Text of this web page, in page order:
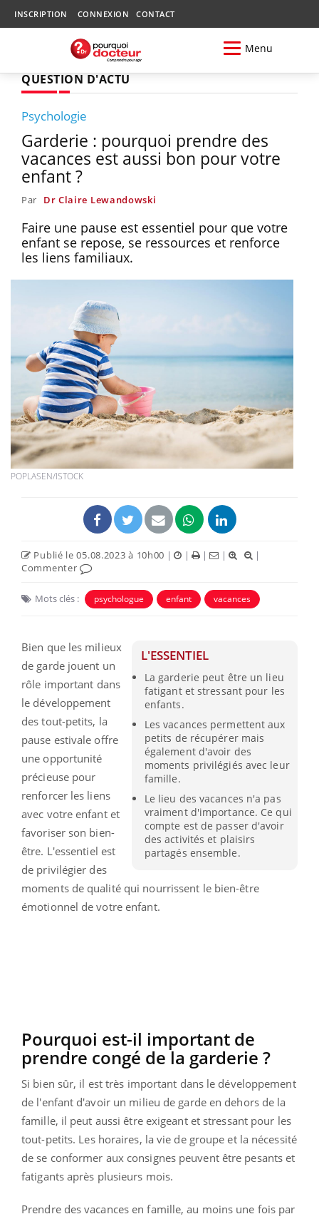
INSCRIPTION CONNEXION CONTACT
Menu
QUESTION D'ACTU
Psychologie
Garderie : pourquoi prendre des
vacances est aussi bon pour votre
enfant ?
Par Dr Claire Lewandowski
Faire une pause est essentiel pour que votre
enfant se repose, se ressources et renforce
les liens familiaux.
POPLASEN/ISTOCK
Publié le 05.08.2023 à 10h00 | | | |
|
Commenter
Mots clés : psychologue enfant vacances
L'ESSENTIEL
La garderie peut être un lieu
fatigant et stressant pour les
enfants.
Les vacances permettent aux
petits de récupérer mais
également d'avoir des
moments privilégiés avec leur
famille.
Le lieu des vacances n'a pas
vraiment d'importance. Ce qui
compte est de passer d'avoir
des activités et plaisirs
partagés ensemble.
Bien que les milieux
de garde jouent un
rôle important dans
le développement
des tout-petits, la
pause estivale offre
une opportunité
précieuse pour
renforcer les liens
avec votre enfant et
favoriser son bien-
être. L'essentiel est
de privilégier des
moments de qualité qui nourrissent le bien-être
émotionnel de votre enfant.
Pourquoi est-il important de
prendre congé de la garderie ?
Si bien sûr, il est très important dans le développement
de l'enfant d'avoir un milieu de garde en dehors de la
famille, il peut aussi être exigeant et stressant pour les
tout-petits. Les horaires, la vie de groupe et la nécessité
de se conformer aux consignes peuvent être pesants et
fatigants après plusieurs mois.
Prendre des vacances en famille, au moins une fois par